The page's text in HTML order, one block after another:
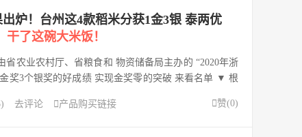
炉！台州这4款稻米分获1金3银 泰两优
干了这碗大米饭！
省农业农村厅、省粮食和 物资储备局主办的 “2020年浙
奖3个银奖的好成绩 实现金奖零的突破 来看名单 ▼ 根
关要求，主办方在县市审核推选147个品牌稻米的基础
心对这些参加...
赞(0)
去评论 产品购买链接